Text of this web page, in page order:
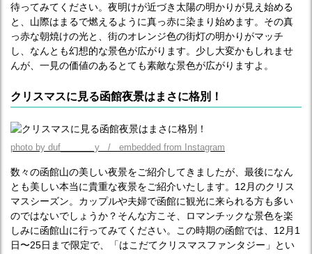
待ってみてください。夜明けが近づき太陽の明かりが見え始める
と、山際はまるで燃えるように真っ赤に染まり始めます。その真
っ赤な朝焼けの光と、街のオレンジ色の街灯の明かりがマッチ
し、なんとも幻想的な景色が広がります。少し大変かもしれませ
んが、一見の価値のあるとても素敵な景色が広がりますよ。
クリスマスに見る函館夜景はまさに格別！
photo by duf_______y / embedded from Instagram
数々の函館山の美しい夜景をご紹介してきましたが、最後になん
とも美しい本当に貴重な夜景をご紹介いたします。12月のクリス
マスシーズン。カップルや夫婦で函館に観光に来られる方も多い
のではないでしょうか？そんな方こそ、ロマンチックな景色を楽
しみに函館山に行ってみてください。この時期の函館では、12月1
日〜25日まで限定で、「はこだてクリスマスファンタジー」とい